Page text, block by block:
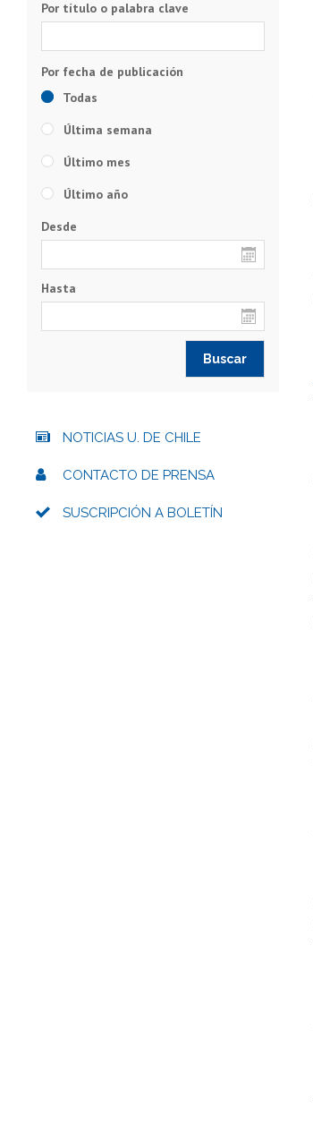
Por título o palabra clave
Todas
Última semana
Último mes
Último año
Desde
Hasta
NOTICIAS U. DE CHILE
CONTACTO DE PRENSA
SUSCRIPCIÓN A BOLETÍN